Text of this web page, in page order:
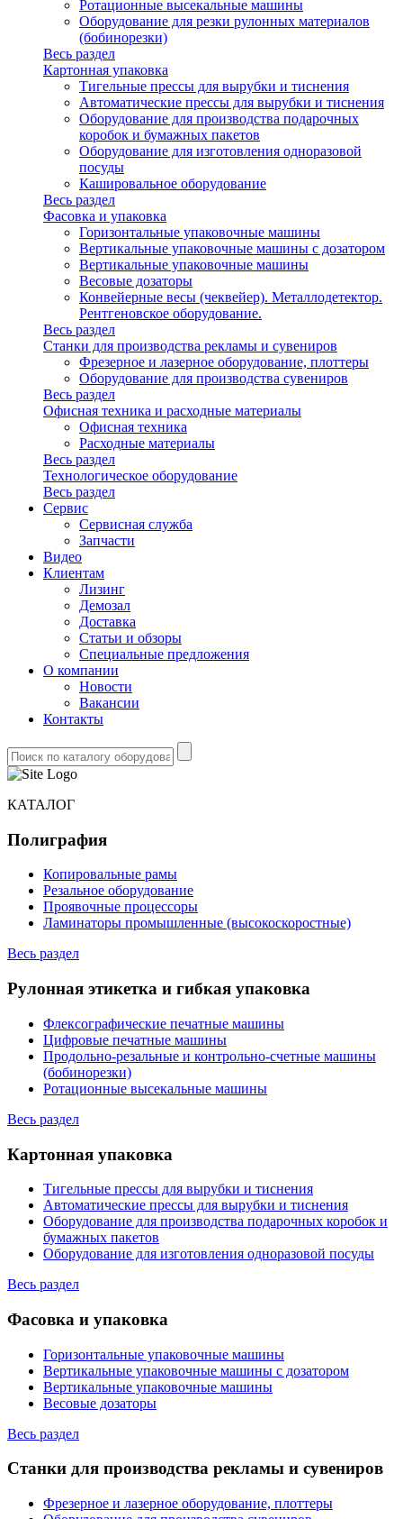
Ротационные высекальные машины
Оборудование для резки рулонных материалов
(бобинорезки)
Весь раздел
Картонная упаковка
Тигельные прессы для вырубки и тиснения
Автоматические прессы для вырубки и тиснения
Оборудование для производства подарочных
коробок и бумажных пакетов
Оборудование для изготовления одноразовой
посуды
Кашировальное оборудование
Весь раздел
Фасовка и упаковка
Горизонтальные упаковочные машины
Вертикальные упаковочные машины с дозатором
Вертикальные упаковочные машины
Весовые дозаторы
Конвейерные весы (чеквейер). Металлодетектор.
Рентгеновское оборудование.
Весь раздел
Станки для производства рекламы и сувениров
Фрезерное и лазерное оборудование, плоттеры
Оборудование для производства сувениров
Весь раздел
Офисная техника и расходные материалы
Офисная техника
Расходные материалы
Весь раздел
Технологическое оборудование
Весь раздел
Сервис
Сервисная служба
Запчасти
Видео
Клиентам
Лизинг
Демозал
Доставка
Статьи и обзоры
Специальные предложения
О компании
Новости
Вакансии
Контакты
КАТАЛОГ
Полиграфия
Копировальные рамы
Резальное оборудование
Проявочные процессоры
Ламинаторы промышленные (высокоскоростные)
Весь раздел
Рулонная этикетка и гибкая упаковка
Флексографические печатные машины
Цифровые печатные машины
Продольно-резальные и контрольно-счетные машины
(бобинорезки)
Ротационные высекальные машины
Весь раздел
Картонная упаковка
Тигельные прессы для вырубки и тиснения
Автоматические прессы для вырубки и тиснения
Оборудование для производства подарочных коробок и
бумажных пакетов
Оборудование для изготовления одноразовой посуды
Весь раздел
Фасовка и упаковка
Горизонтальные упаковочные машины
Вертикальные упаковочные машины с дозатором
Вертикальные упаковочные машины
Весовые дозаторы
Весь раздел
Станки для производства рекламы и сувениров
Фрезерное и лазерное оборудование, плоттеры